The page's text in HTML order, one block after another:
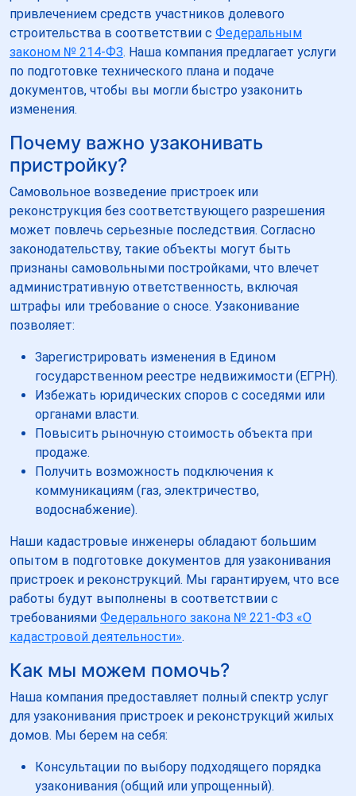
привлечением средств участников долевого
строительства в соответствии с Федеральным
законом № 214-ФЗ. Наша компания предлагает услуги
по подготовке технического плана и подаче
документов, чтобы вы могли быстро узаконить
изменения.
Почему важно узаконивать
пристройку?
Самовольное возведение пристроек или
реконструкция без соответствующего разрешения
может повлечь серьезные последствия. Согласно
законодательству, такие объекты могут быть
признаны самовольными постройками, что влечет
административную ответственность, включая
штрафы или требование о сносе. Узаконивание
позволяет:
Зарегистрировать изменения в Едином
государственном реестре недвижимости (ЕГРН).
Избежать юридических споров с соседями или
органами власти.
Повысить рыночную стоимость объекта при
продаже.
Получить возможность подключения к
коммуникациям (газ, электричество,
водоснабжение).
Наши кадастровые инженеры обладают большим
опытом в подготовке документов для узаконивания
пристроек и реконструкций. Мы гарантируем, что все
работы будут выполнены в соответствии с
требованиями Федерального закона № 221-ФЗ «О
кадастровой деятельности».
Как мы можем помочь?
Наша компания предоставляет полный спектр услуг
для узаконивания пристроек и реконструкций жилых
домов. Мы берем на себя:
Консультации по выбору подходящего порядка
узаконивания (общий или упрощенный).